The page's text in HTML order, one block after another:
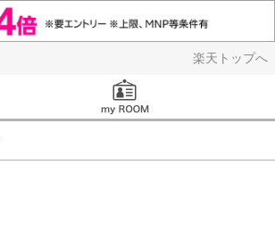
楽天トップへ